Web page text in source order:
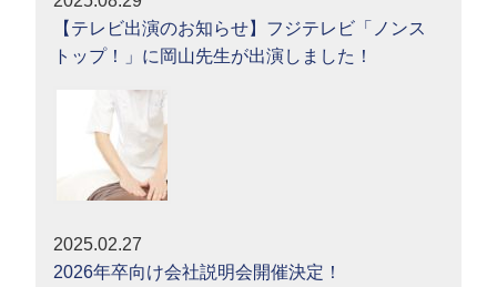
【テレビ出演のお知らせ】フジテレビ「ノンス
トップ！」に岡山先生が出演しました！
2025.02.27
2026年卒向け会社説明会開催決定！